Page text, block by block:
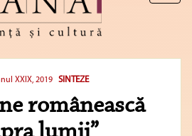
XXIX, 2019 SINTEZE
românească